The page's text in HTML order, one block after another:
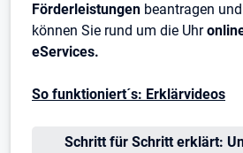
Förderleistungen beantragen und
können Sie rund um die Uhr
eServices.
So funktioniert´s: Erklärvideos
Schritt für Schritt erklärt: